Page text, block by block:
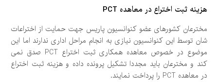
هزینه ثبت اختراع در معاهده PCT
مخترعان کشورهای عضو کنوانسیون پاریس جهت حمایت از اختراعات
شان توسط این کنوانسیون نیازی به انجام مراحل اداری ندارند اما این
موضوع در خصوص معاهده همکاری ثبت اختراع PCT صدق نمی
کند و مخترعان باید مجددا تشکیل پرونده داده و هزینه ثبت اختراع
در معاهده PCT را پرداخت نمایند.